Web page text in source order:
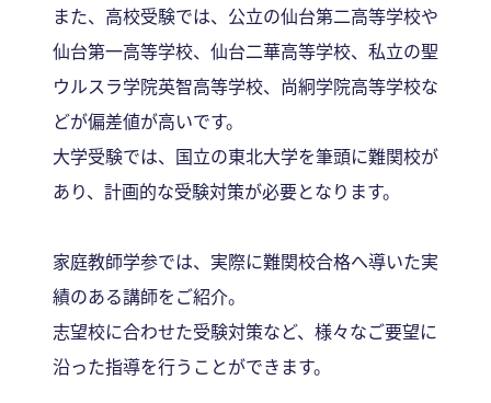
また、高校受験では、公立の仙台第二高等学校や
仙台第一高等学校、仙台二華高等学校、私立の聖
ウルスラ学院英智高等学校、尚絅学院高等学校な
どが偏差値が高いです。
大学受験では、国立の東北大学を筆頭に難関校が
あり、計画的な受験対策が必要となります。
家庭教師学参では、実際に難関校合格へ導いた実
績のある講師をご紹介。
志望校に合わせた受験対策など、様々なご要望に
沿った指導を行うことができます。